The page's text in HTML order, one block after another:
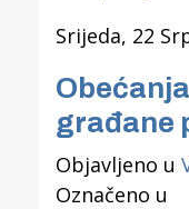
Srijeda, 22
građane
Objavljeno u
Označeno u